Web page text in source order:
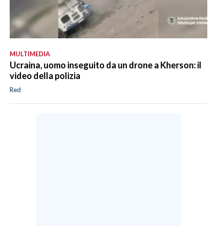
MULTIMEDIA
Ucraina, uomo inseguito da un drone a Kherson: il
video della polizia
Red